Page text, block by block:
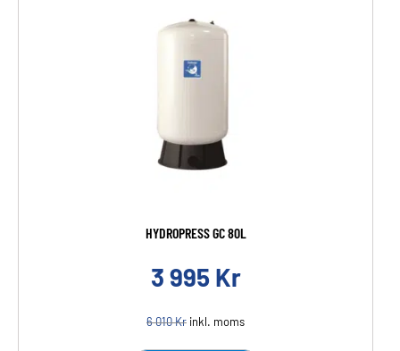
HYDROPRESS GC 80L
3 995 Kr
6 010Kr inkl. moms